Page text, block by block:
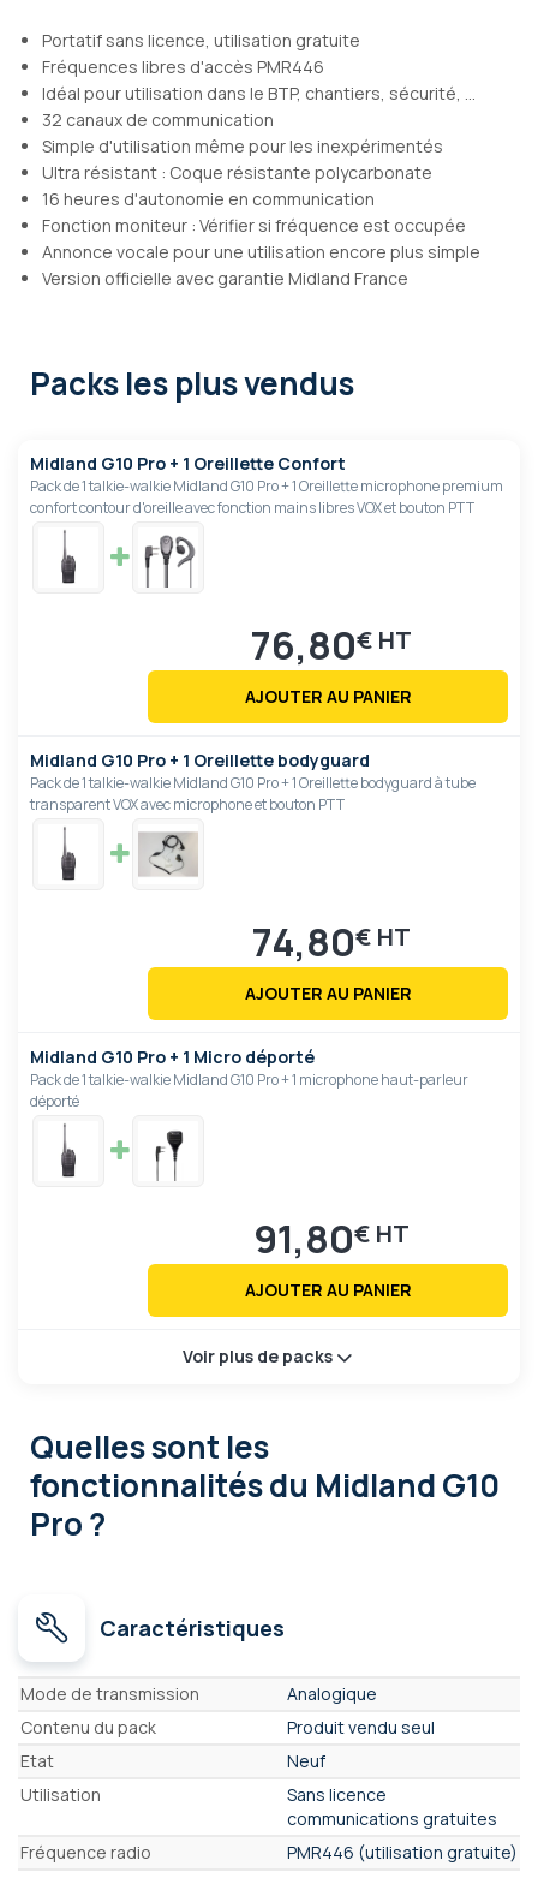
Portatif sans licence, utilisation gratuite
Fréquences libres d'accès PMR446
Idéal pour utilisation dans le BTP, chantiers, sécurité, ...
32 canaux de communication
Simple d'utilisation même pour les inexpérimentés
Ultra résistant : Coque résistante polycarbonate
16 heures d'autonomie en communication
Fonction moniteur : Vérifier si fréquence est occupée
Annonce vocale pour une utilisation encore plus simple
Version officielle avec garantie Midland France
Packs les plus vendus
Midland G10 Pro + 1 Oreillette Confort
Pack de 1 talkie-walkie Midland G10 Pro + 1 Oreillette microphone premium
confort contour d'oreille avec fonction mains libres VOX et bouton PTT
76,80€
AJOUTER AU PANIER
Midland G10 Pro + 1 Oreillette bodyguard
Pack de 1 talkie-walkie Midland G10 Pro + 1 Oreillette bodyguard à tube
transparent VOX avec microphone et bouton PTT
74,80€
AJOUTER AU PANIER
Midland G10 Pro + 1 Micro déporté
Pack de 1 talkie-walkie Midland G10 Pro + 1 microphone haut-parleur
déporté
91,80€
AJOUTER AU PANIER
Voir plus de packs
Quelles sont les
fonctionnalitésdu Midland G10
Pro ?
Caractéristiques
Caractéristiques
Mode de transmission
Analogique
Contenu du pack
Produit vendu seul
Etat
Neuf
Utilisation
Sans licence
communications gratuites
Fréquence radio
PMR446 (utilisation gratuite)